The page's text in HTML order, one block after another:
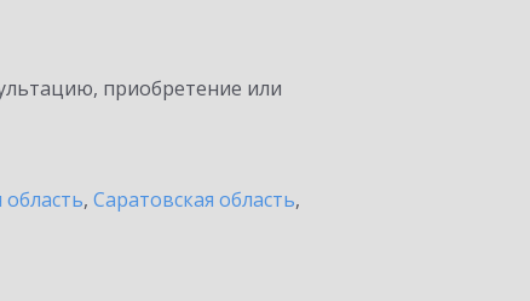
приобретение или
, Саратовская область,